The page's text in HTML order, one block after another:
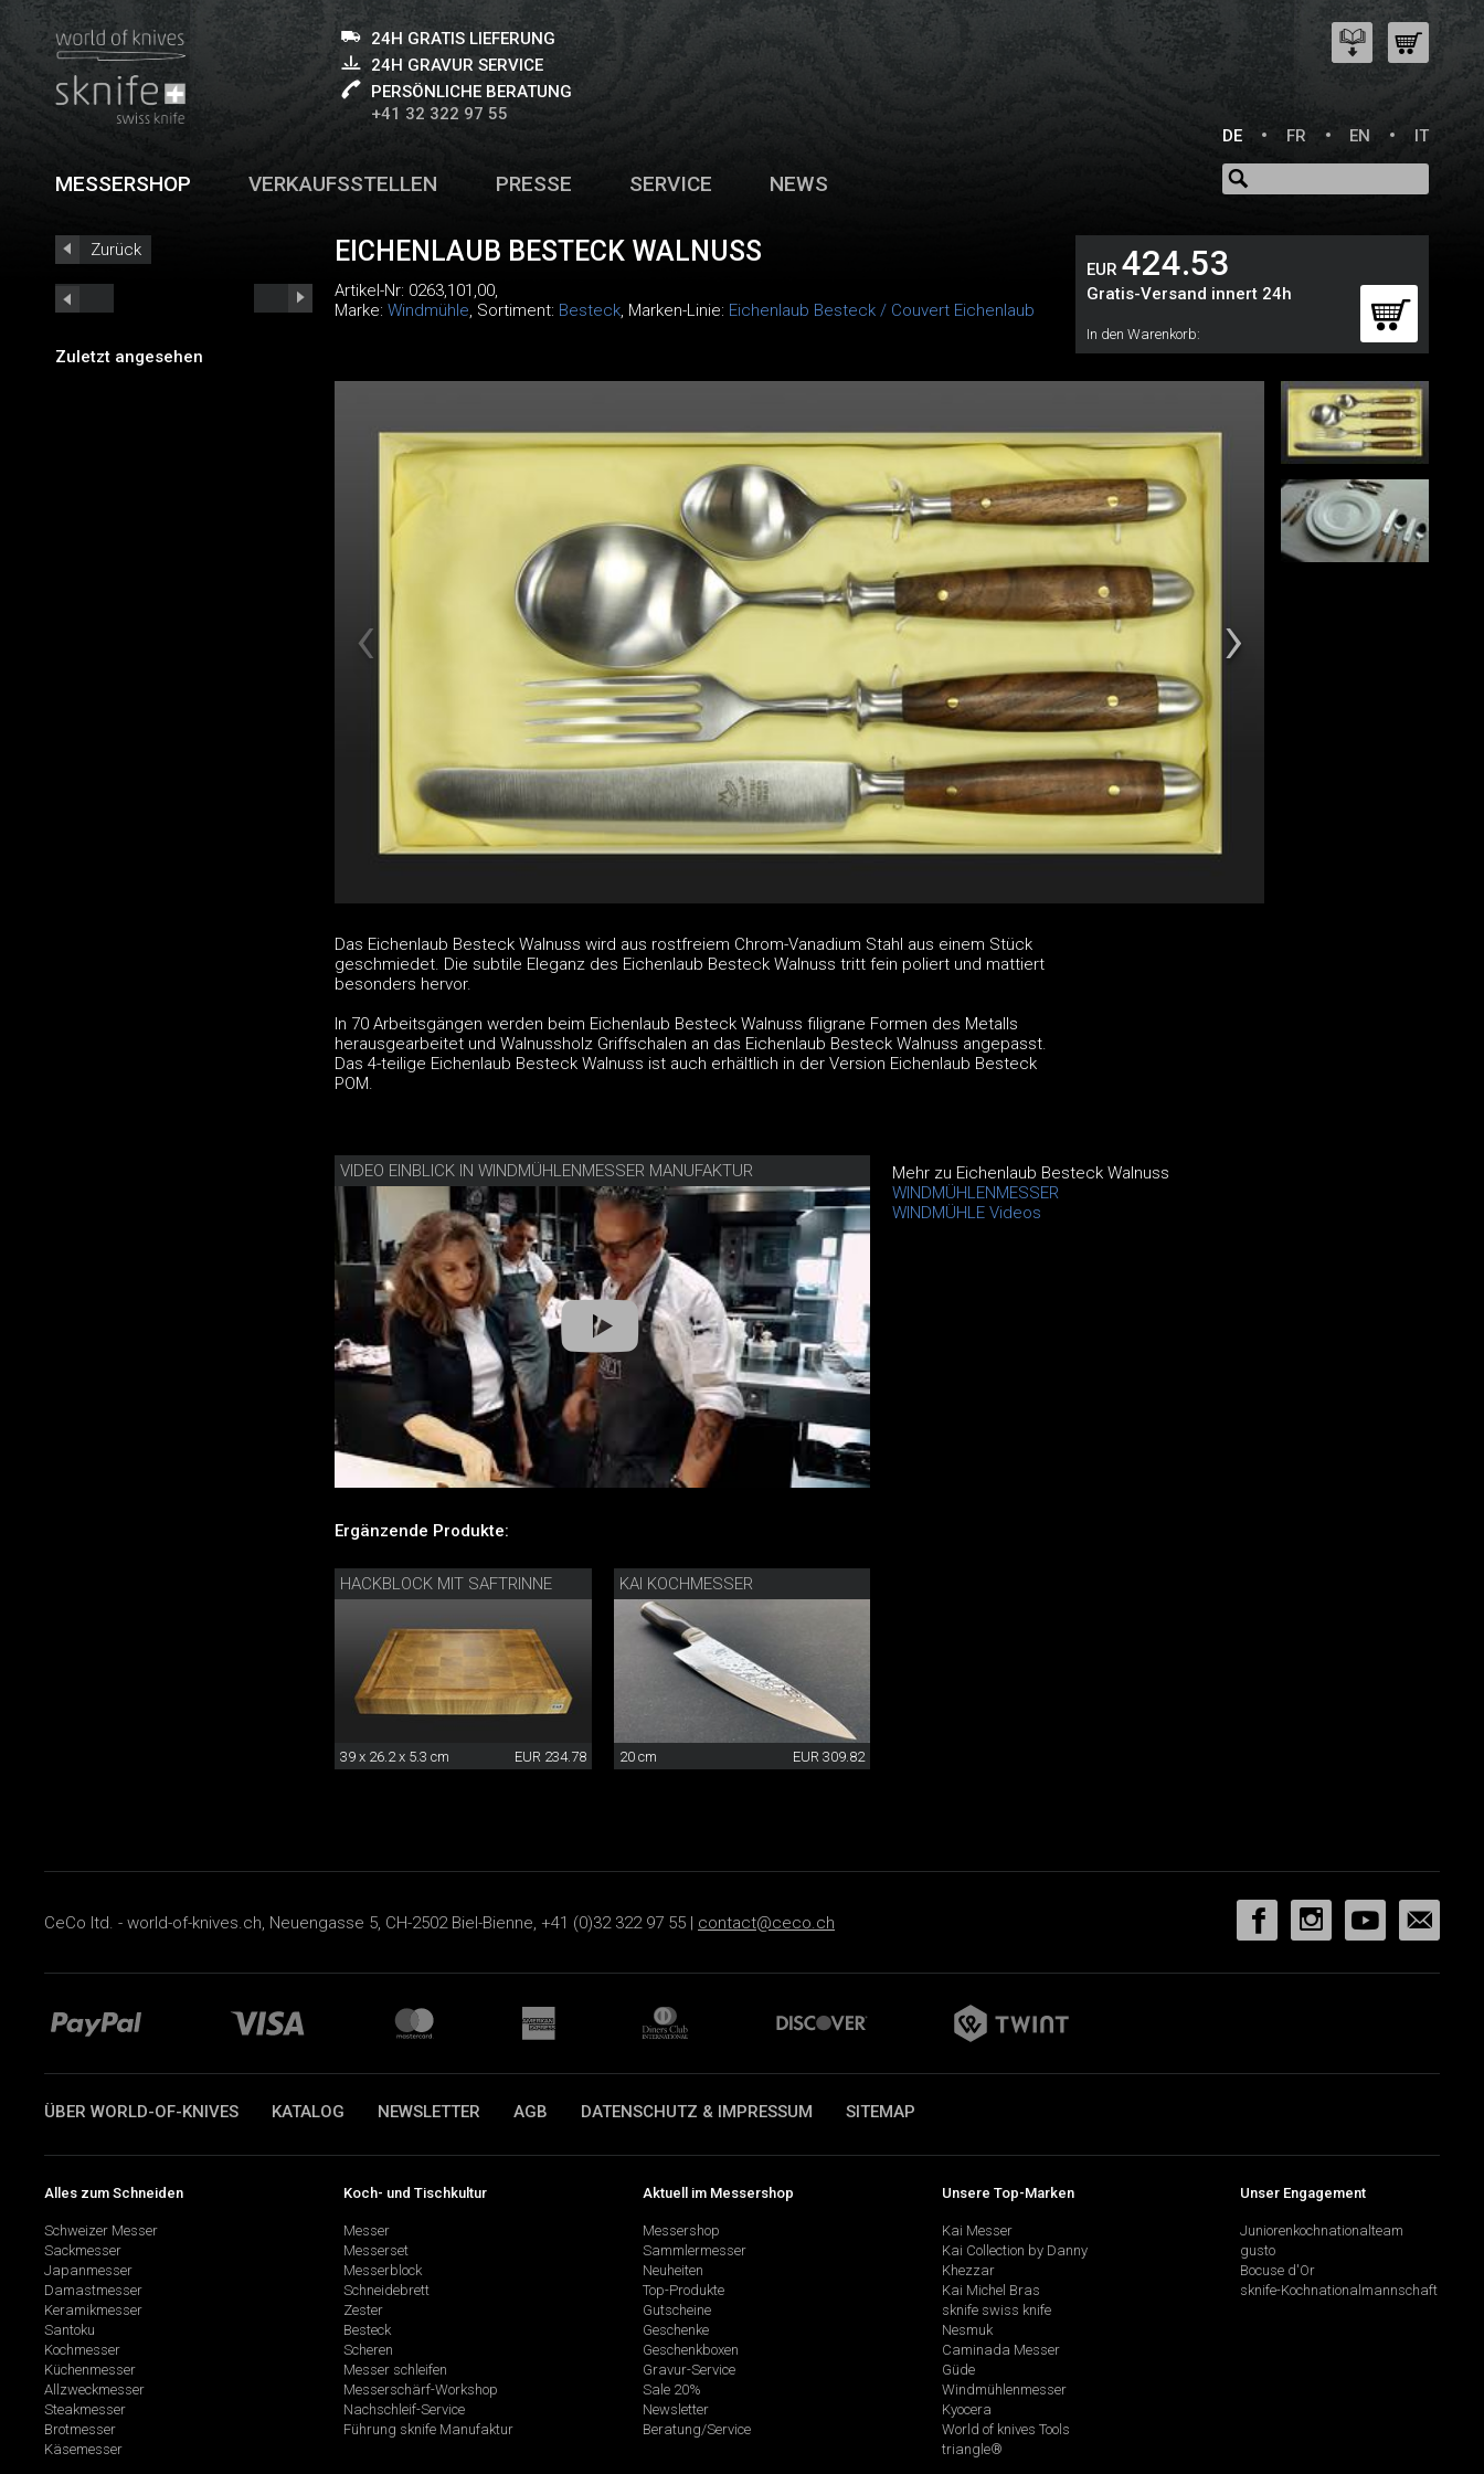
24H GRATIS LIEFERUNG
24H GRAVUR SERVICE
PERSÖNLICHE BERATUNG
+41 32 322 97 55
DE
FR EN IT
MESSERSHOP VERKAUFSSTELLEN PRESSE SERVICE NEWS
Zurück
Zuletzt angesehen
EICHENLAUB BESTECK WALNUSS
Artikel-Nr: 0263,101,00,
Marke: Windmühle, Sortiment: Besteck, Marken-Linie: Eichenlaub Besteck / Couvert Eichenlaub
EUR 424.53
Gratis-Versand innert 24h
In den Warenkorb:
Das Eichenlaub Besteck Walnuss wird aus rostfreiem Chrom-Vanadium Stahl aus einem Stück
geschmiedet. Die subtile Eleganz des Eichenlaub Besteck Walnuss tritt fein poliert und mattiert
besonders hervor.
In 70 Arbeitsgängen werden beim Eichenlaub Besteck Walnuss filigrane Formen des Metalls
herausgearbeitet und Walnussholz Griffschalen an das Eichenlaub Besteck Walnuss angepasst.
Das 4-teilige Eichenlaub Besteck Walnuss ist auch erhältlich in der Version Eichenlaub Besteck
POM.
VIDEO EINBLICK IN WINDMÜHLENMESSER MANUFAKTUR
Mehr zu Eichenlaub Besteck Walnuss
WINDMÜHLENMESSER
WINDMÜHLE Videos
Ergänzende Produkte:
HACKBLOCK MIT SAFTRINNE
39 x 26.2 x 5.3 cm EUR 234.78
KAI KOCHMESSER
20 cm EUR 309.82
CeCo ltd. - world-of-knives.ch, Neuengasse 5, CH-2502 Biel-Bienne, +41 (0)32 322 97 55 | contact@ceco.ch
ÜBER WORLD-OF-KNIVES KATALOG NEWSLETTER AGB DATENSCHUTZ & IMPRESSUM SITEMAP
Alles zum Schneiden
Schweizer Messer
Sackmesser
Japanmesser
Damastmesser
Keramikmesser
Santoku
Kochmesser
Küchenmesser
Allzweckmesser
Steakmesser
Brotmesser
Käsemesser
Koch- und Tischkultur
Messer
Messerset
Messerblock
Schneidebrett
Zester
Besteck
Scheren
Messer schleifen
Messerschärf-Workshop
Nachschleif-Service
Führung sknife Manufaktur
Aktuell im Messershop
Messershop
Sammlermesser
Neuheiten
Top-Produkte
Gutscheine
Geschenke
Geschenkboxen
Gravur-Service
Sale 20%
Newsletter
Beratung/Service
Unsere Top-Marken
Kai Messer
Kai Collection by Danny
Khezzar
Kai Michel Bras
sknife swiss knife
Nesmuk
Caminada Messer
Güde
Windmühlenmesser
Kyocera
World of knives Tools
triangle®
Unser Engagement
Juniorenkochnationalteam
gusto
Bocuse d'Or
sknife-Kochnationalmannschaft